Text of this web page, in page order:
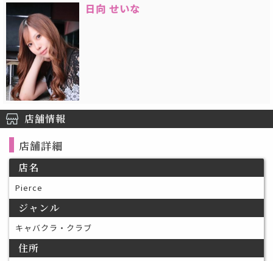
日向 せいな
店舗情報
店舗詳細
店名
Pierce
ジャンル
キャバクラ・クラブ
住所